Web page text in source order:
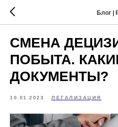
Блог |
СМЕНА
ПОБЫТА.
ДОКУМЕНТЫ?
10.01.2023 ЛЕГАЛИЗАЦИЯ